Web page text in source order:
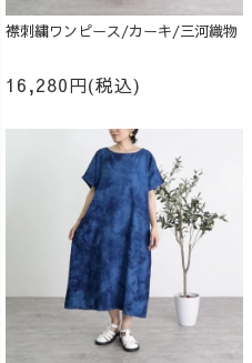
襟刺繍ワンピース/カーキ/三河織物
16,280円(税込)